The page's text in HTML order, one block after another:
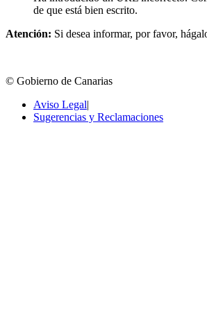
de que está bien escrito.
Atención: Si desea informar, por favor,
© Gobierno de Canarias
Aviso Legal|
Sugerencias y Reclamaciones